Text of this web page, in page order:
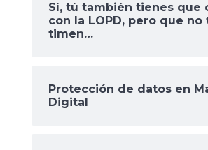
Sí, tú también tienes que
con la LOPD, pero que no
timen…
Protección de datos en
Digital